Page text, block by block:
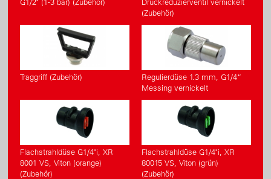
G1/2" (1-3 bar) (Zubehör)
Druckreduzierventil vernickelt
(Zubehör)
Traggriff (Zubehör)
Regulierdüse 1.3 mm, G1/4“
Messing vernickelt
Flachstrahldüse G1/4"i, XR
8001 VS, Viton (orange)
(Zubehör)
Flachstrahldüse G1/4"i, XR
80015 VS, Viton (grün)
(Zubehör)